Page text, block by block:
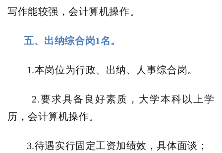
写作能较强，会计算机操作。
五、出纳综合岗1名。
1.本岗位为行政、出纳、人事综合岗。
2.要求具备良好素质，大学本科以上学
历，会计算机操作。
3.待遇实行固定工资加绩效，具体面谈；